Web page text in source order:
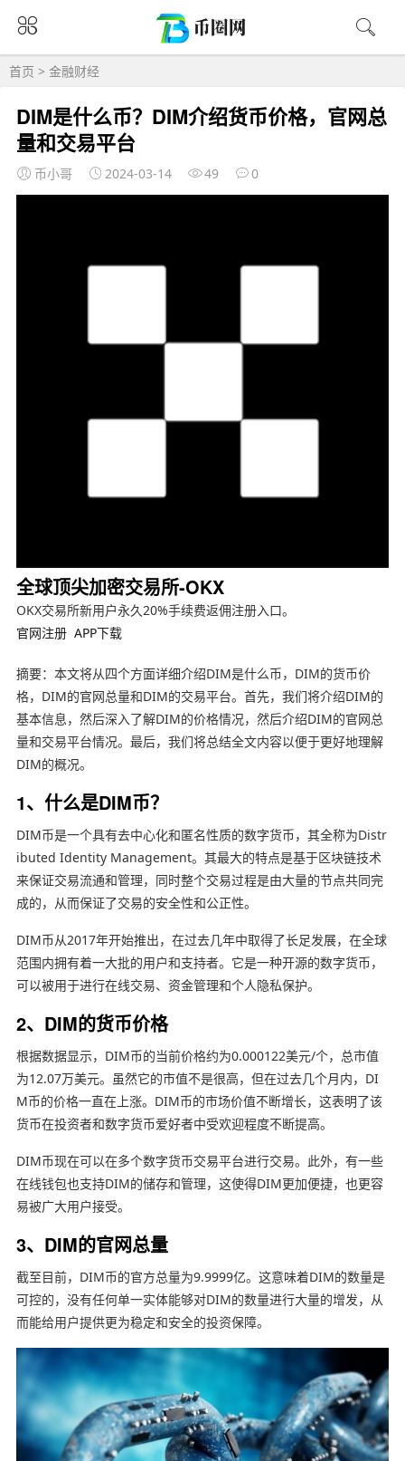
首页 > 金融财经
DIM是什么币？DIM介绍货币价格，官网总
量和交易平台
币小哥 2024-03-14 49 0
全球顶尖加密交易所-OKX
OKX交易所新用户永久20%手续费返佣注册入口。
官网注册 APP下载
摘要：本文将从四个方面详细介绍DIM是什么币，DIM的货币价
格，DIM的官网总量和DIM的交易平台。首先，我们将介绍DIM的
基本信息，然后深入了解DIM的价格情况，然后介绍DIM的官网总
量和交易平台情况。最后，我们将总结全文内容以便于更好地理解
DIM的概况。
1、什么是DIM币？
DIM币是一个具有去中心化和匿名性质的数字货币，其全称为Distr
ibuted Identity Management。其最大的特点是基于区块链技术
来保证交易流通和管理，同时整个交易过程是由大量的节点共同完
成的，从而保证了交易的安全性和公正性。
DIM币从2017年开始推出，在过去几年中取得了长足发展，在全球
范围内拥有着一大批的用户和支持者。它是一种开源的数字货币，
可以被用于进行在线交易、资金管理和个人隐私保护。
2、DIM的货币价格
根据数据显示，DIM币的当前价格约为0.000122美元/个，总市值
为12.07万美元。虽然它的市值不是很高，但在过去几个月内，DI
M币的价格一直在上涨。DIM币的市场价值不断增长，这表明了该
货币在投资者和数字货币爱好者中受欢迎程度不断提高。
DIM币现在可以在多个数字货币交易平台进行交易。此外，有一些
在线钱包也支持DIM的储存和管理，这使得DIM更加便捷，也更容
易被广大用户接受。
3、DIM的官网总量
截至目前，DIM币的官方总量为9.9999亿。这意味着DIM的数量是
可控的，没有任何单一实体能够对DIM的数量进行大量的增发，从
而能给用户提供更为稳定和安全的投资保障。